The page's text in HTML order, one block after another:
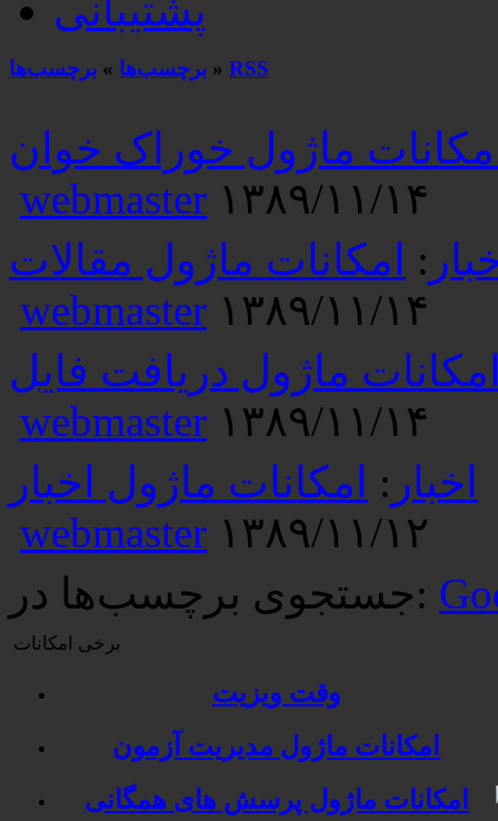
برچسب‌ها » برچسب‌ها » RSS
ماژول خوراک خوان
webmaster ۱۳۸۹/۱۱/۱۴
:
امکانات ماژول مقالات
webmaster ۱۳۸۹/۱۱/۱۴
ماژول دریافت فایل
webmaster ۱۳۸۹/۱۱/۱۴
اخبار :
امکانات ماژول اخبار
webmaster ۱۳۸۹/۱۱/۱۲
جستجوی برچسب‌ها در:
برخی امکانات
وقت ویزیت
امکانات ماژول مدیریت آزمون
امکانات ماژول پرسش های همگانی